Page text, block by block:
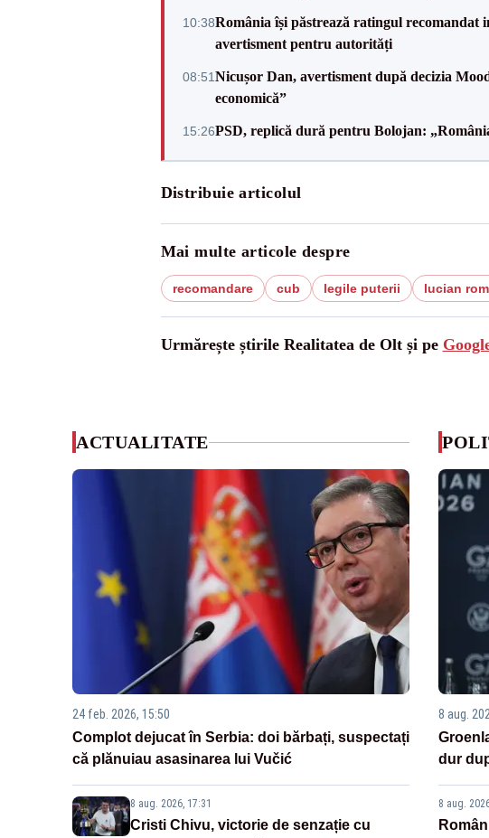
10:38România își păstrează ratingul recomandat
avertisment pentru autorități
08:51Nicușor Dan, avertisment după decizia
economică”
15:26PSD, replică dură pentru Bolojan:
Distribuie articolul
Mai multe articole despre
recomandare cub legile puterii lucian
Urmărește știrile Realitatea de Olt și pe
ACTUALITATE
24 feb. 2026, 15:50
Complot dejucat în Serbia: doi bărbați, suspectați
că plănuiau asasinarea lui Vučić
8 aug. 2026, 17:31
Cristi Chivu, victorie de senzație cu
8 aug.
dur
8 aug.